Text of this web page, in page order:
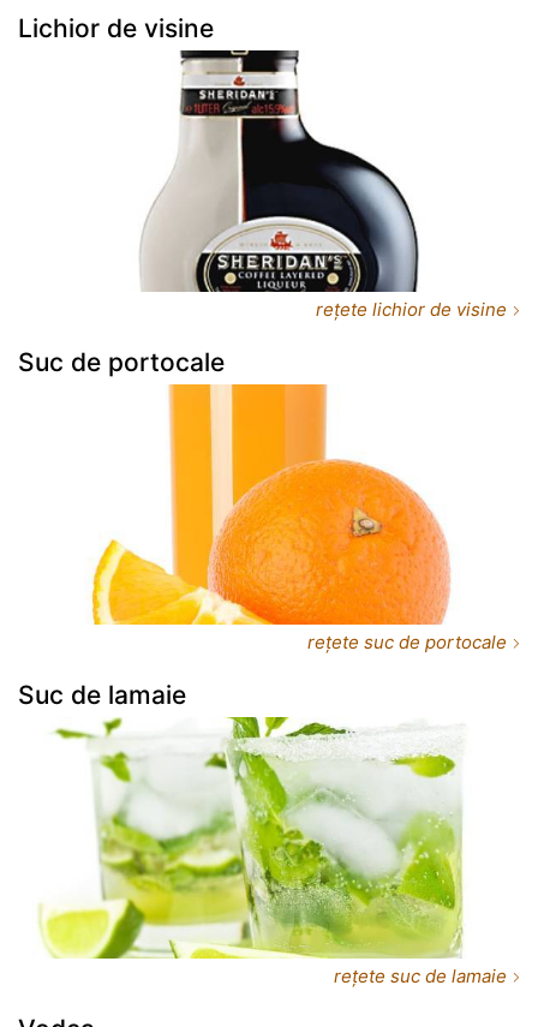
Lichior de visine
rețete lichior de visine
Suc de portocale
rețete suc de portocale
Suc de lamaie
rețete suc de lamaie